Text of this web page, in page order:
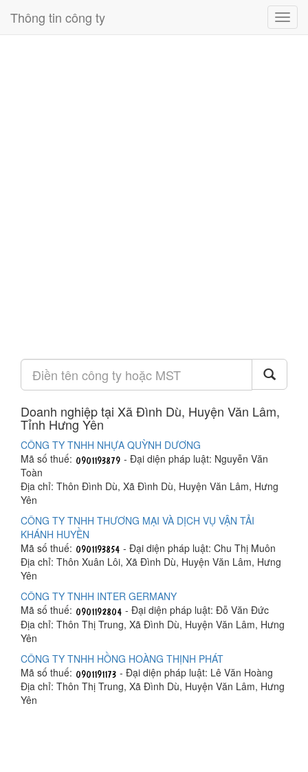
Thông tin công ty
Doanh nghiệp tại Xã Đình Dù, Huyện Văn Lâm,
Tỉnh Hưng Yên
CÔNG TY TNHH NHỰA QUỲNH DƯƠNG
Mã số thuế:
- Đại diện pháp luật: Nguyễn Văn
Toàn
Địa chỉ: Thôn Đình Dù, Xã Đình Dù, Huyện Văn Lâm, Hưng
Yên
CÔNG TY TNHH THƯƠNG MẠI VÀ DỊCH VỤ VẬN TẢI
KHÁNH HUYỀN
Mã số thuế:
- Đại diện pháp luật: Chu Thị Muôn
Địa chỉ: Thôn Xuân Lôi, Xã Đình Dù, Huyện Văn Lâm, Hưng
Yên
CÔNG TY TNHH INTER GERMANY
Mã số thuế:
- Đại diện pháp luật: Đỗ Văn Đức
Địa chỉ: Thôn Thị Trung, Xã Đình Dù, Huyện Văn Lâm, Hưng
Yên
CÔNG TY TNHH HỒNG HOÀNG THỊNH PHÁT
Mã số thuế:
- Đại diện pháp luật: Lê Văn Hoàng
Địa chỉ: Thôn Thị Trung, Xã Đình Dù, Huyện Văn Lâm, Hưng
Yên